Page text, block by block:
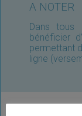
A NOTER
Dans tous
bénéficier
permettant
ligne